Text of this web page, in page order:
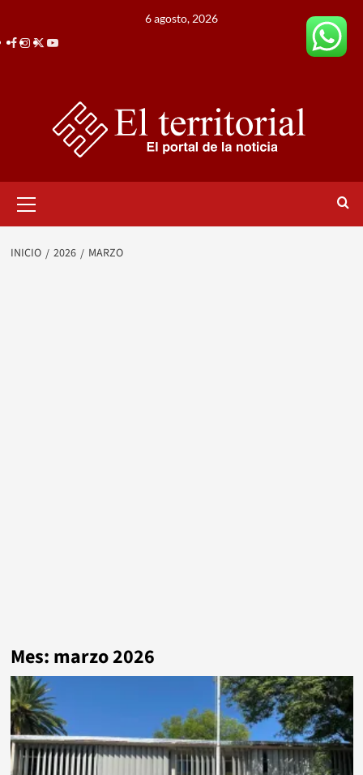
contenido
6 agosto, 2026
Facebook
Instagram
TwitterYoutube
primario
INICIO 2026 MARZO
Mes: marzo 2026